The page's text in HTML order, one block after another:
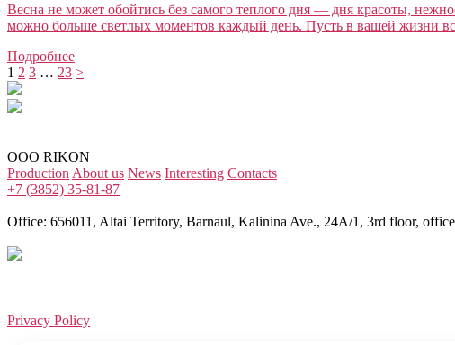
Весна не может обойтись без самого теплого дня — дня красоты,
можно больше светлых моментов каждый день. Пусть в вашей жизни
Подробнее
1 2 3 … 23 >
OOO RIKON
Production About us News Interesting Contacts
+7 (3852) 35-81-87
Office: 656011, Altai Territory, Barnaul, Kalinina Ave., 24A/1, 3rd floor, office
Privacy Policy